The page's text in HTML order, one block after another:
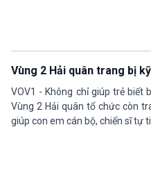
Vùng 2 Hải quân trang bị
VOV1 - Không chỉ giúp trẻ
Vùng 2 Hải quân tổ chức còn
giúp con em cán bộ, chiến sĩ tự